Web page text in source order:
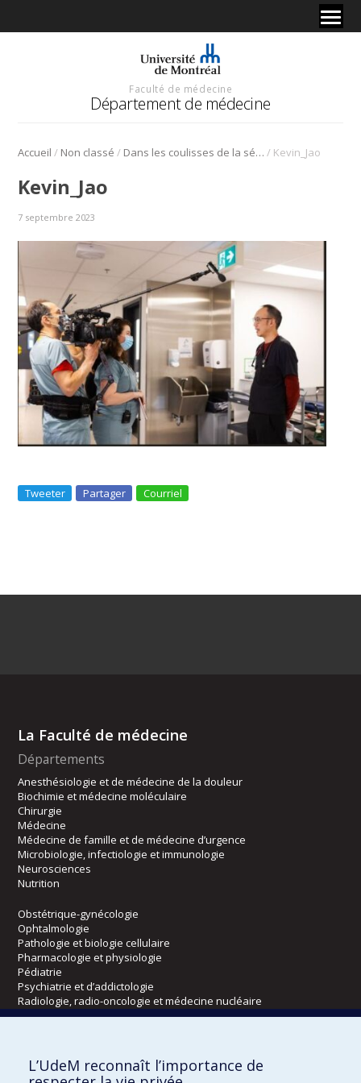
Faculté de médecine
Département de médecine
Accueil / Non classé / Dans les coulisses de la série « De garde 24/7 » / Kevin_Jao
Kevin_Jao
7 septembre 2023
Tweeter Partager Courriel
La Faculté de médecine
Départements
Anesthésiologie et de médecine de la douleur
Biochimie et médecine moléculaire
Chirurgie
Médecine
Médecine de famille et de médecine d’urgence
Microbiologie, infectiologie et immunologie
Neurosciences
Nutrition
Obstétrique-gynécologie
Ophtalmologie
Pathologie et biologie cellulaire
Pharmacologie et physiologie
Pédiatrie
Psychiatrie et d’addictologie
Radiologie, radio-oncologie et médecine nucléaire
Kinésiologie et des sciences de l’activité physique
L’UdeM reconnaît l’importance de